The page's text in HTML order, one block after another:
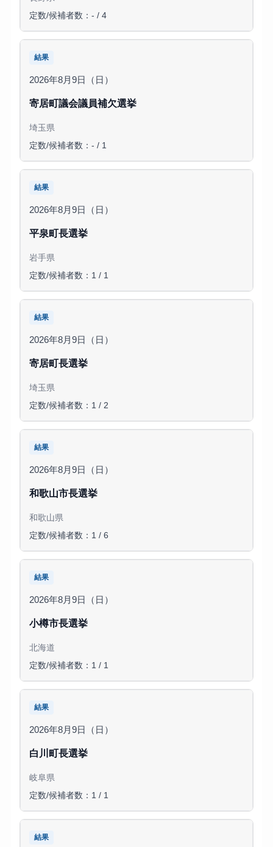
定数/候補者数：- / 4
結果
2026年8月9日（日）
寄居町議会議員補欠選挙
埼玉県
定数/候補者数：- / 1
結果
2026年8月9日（日）
平泉町長選挙
岩手県
定数/候補者数：1 / 1
結果
2026年8月9日（日）
寄居町長選挙
埼玉県
定数/候補者数：1 / 2
結果
2026年8月9日（日）
和歌山市長選挙
和歌山県
定数/候補者数：1 / 6
結果
2026年8月9日（日）
小樽市長選挙
北海道
定数/候補者数：1 / 1
結果
2026年8月9日（日）
白川町長選挙
岐阜県
定数/候補者数：1 / 1
結果